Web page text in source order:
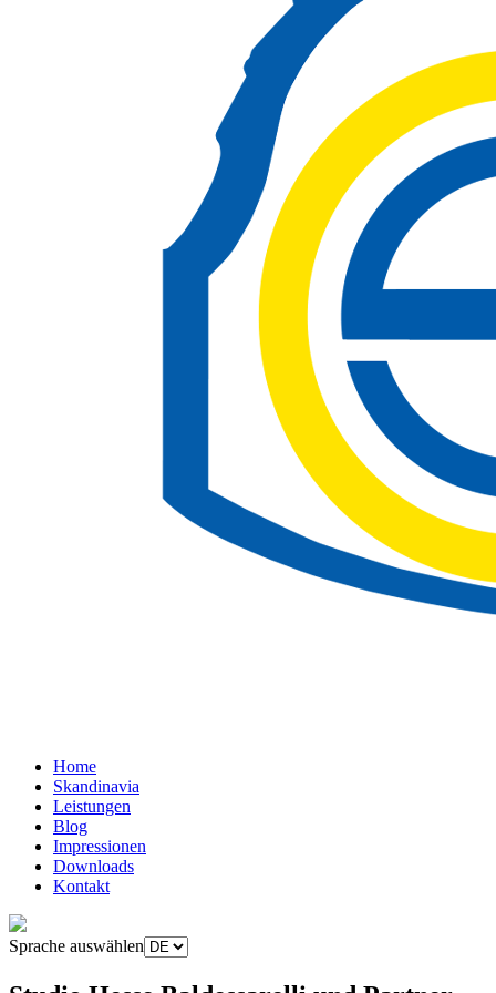
Home
Skandinavia
Leistungen
Blog
Impressionen
Downloads
Kontakt
Sprache auswählen